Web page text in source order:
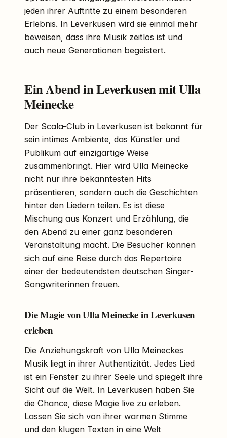
jeden ihrer Auftritte zu einem besonderen
Erlebnis. In Leverkusen wird sie einmal mehr
beweisen, dass ihre Musik zeitlos ist und
auch neue Generationen begeistert.
Ein Abend in Leverkusen mit Ulla
Meinecke
Der Scala-Club in Leverkusen ist bekannt für
sein intimes Ambiente, das Künstler und
Publikum auf einzigartige Weise
zusammenbringt. Hier wird Ulla Meinecke
nicht nur ihre bekanntesten Hits
präsentieren, sondern auch die Geschichten
hinter den Liedern teilen. Es ist diese
Mischung aus Konzert und Erzählung, die
den Abend zu einer ganz besonderen
Veranstaltung macht. Die Besucher können
sich auf eine Reise durch das Repertoire
einer der bedeutendsten deutschen Singer-
Songwriterinnen freuen.
Die Magie von Ulla Meinecke in Leverkusen
erleben
Die Anziehungskraft von Ulla Meineckes
Musik liegt in ihrer Authentizität. Jedes Lied
ist ein Fenster zu ihrer Seele und spiegelt ihre
Sicht auf die Welt. In Leverkusen haben Sie
die Chance, diese Magie live zu erleben.
Lassen Sie sich von ihrer warmen Stimme
und den klugen Texten in eine Welt